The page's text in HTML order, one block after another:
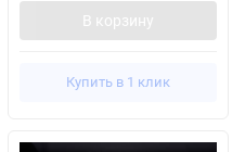
В корзину
Купить в 1 клик